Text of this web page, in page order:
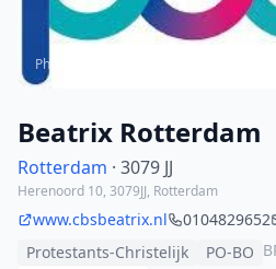
Photo from school website
Beatrix Rotterdam
Rotterdam · 3079 JJ
Herenoord 10, 3079JJ, Rotterdam
www.cbsbeatrix.nl 0104829652
Protestants-Christelijk
PO-BO